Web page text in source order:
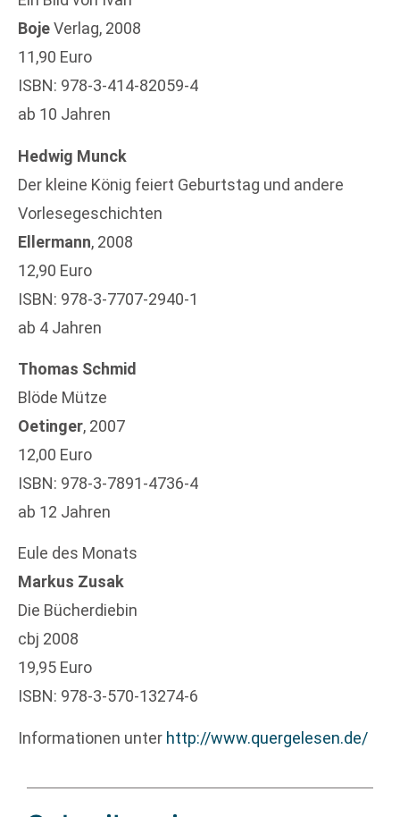
BojeVerlag, 2008
11,90 Euro
ISBN: 978-3-414-82059-4
ab 10 Jahren
Hedwig Munck
Der kleine König feiert Geburtstag und andere
Vorlesegeschichten
Ellermann, 2008
12,90 Euro
ISBN: 978-3-7707-2940-1
ab 4 Jahren
Thomas Schmid
Blöde Mütze
Oetinger, 2007
12,00 Euro
ISBN: 978-3-7891-4736-4
ab 12 Jahren
Eule des Monats
Markus Zusak
Die Bücherdiebin
cbj 2008
19,95 Euro
ISBN: 978-3-570-13274-6
Informationen unter http://www.quergelesen.de/